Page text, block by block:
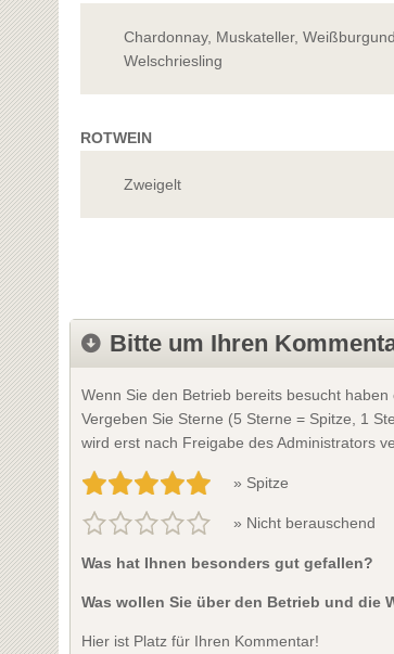
Chardonnay, Muskateller,
Welschriesling
ROTWEIN
Zweigelt
Bitte um Ihren
Wenn Sie den Betrieb bereits besucht
Vergeben Sie Sterne (5 Sterne = Spitze, 1
wird erst nach Freigabe des Administrators
» Spitze
» Nicht berauschend
Was hat Ihnen besonders gut gefallen?
Was wollen Sie über den Betrieb und die
Hier ist Platz für Ihren Kommentar!